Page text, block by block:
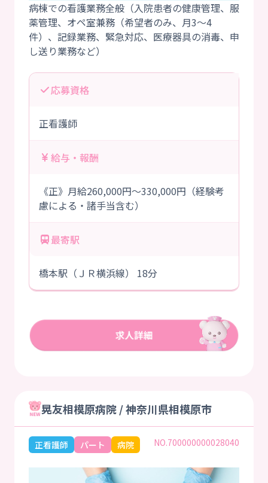
病棟での看護業務全般（入院患者の健康管理、服
薬管理、オペ室兼務（希望者のみ、月3～4
件）、記録業務、緊急対応、医療器具の消毒、申
応募資格
正看護師
給与・報酬
《正》月給260,000円～330,000円（経験考
慮による・諸手当含む）
最寄駅
橋本駅（ＪＲ横浜線） 18分
晃友相模原病院 / 神奈川県相模原市
正看護師 パート 病院 NO.700000000028040